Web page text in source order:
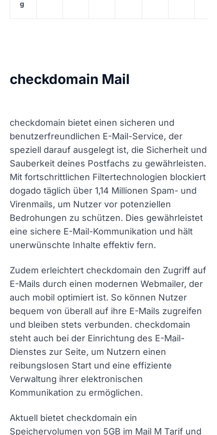
g
checkdomain Mail
checkdomain bietet einen sicheren und
benutzerfreundlichen E-Mail-Service, der
speziell darauf ausgelegt ist, die Sicherheit und
Sauberkeit deines Postfachs zu gewährleisten.
Mit fortschrittlichen Filtertechnologien blockiert
dogado täglich über 1,14 Millionen Spam- und
Virenmails, um Nutzer vor potenziellen
Bedrohungen zu schützen. Dies gewährleistet
eine sichere E-Mail-Kommunikation und hält
unerwünschte Inhalte effektiv fern.
Zudem erleichtert checkdomain den Zugriff auf
E-Mails durch einen modernen Webmailer, der
auch mobil optimiert ist. So können Nutzer
bequem von überall auf ihre E-Mails zugreifen
und bleiben stets verbunden. checkdomain
steht auch bei der Einrichtung des E-Mail-
Dienstes zur Seite, um Nutzern einen
reibungslosen Start und eine effiziente
Verwaltung ihrer elektronischen
Kommunikation zu ermöglichen.
Aktuell bietet checkdomain ein
Speichervolumen von 5GB im Mail M Tarif und